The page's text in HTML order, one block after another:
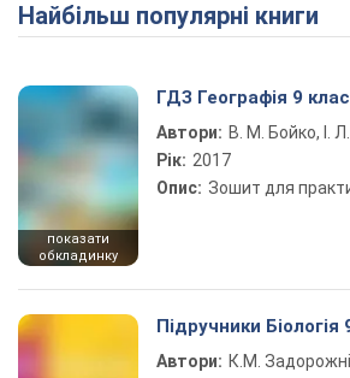
Play
Найбільш популярні книги
показати
обкладинку
ГДЗ Географія 9 клас
Автори: В. М. Бойко, І.
Рік: 2017
Опис: Зошит для
Підручники Біологія
Автори: К.М.